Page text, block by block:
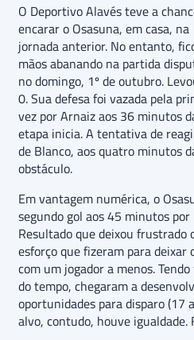
O Deportivo Alavés teve a
encarar o Osasuna, em casa, na
jornada anterior. No entanto,
mãos abanando na partida
no domingo, 1º de outubro.
0. Sua defesa foi vazada pela
vez por Arnaiz aos 36 minutos
etapa inicia. A tentativa de
de Blanco, aos quatro minutos
obstáculo.
Em vantagem numérica, o
segundo gol aos 45 minutos
Resultado que deixou frustrado
esforço que fizeram para deixar
com um jogador a menos.
do tempo, chegaram a
oportunidades para disparo (17
alvo, contudo, houve igualdade.